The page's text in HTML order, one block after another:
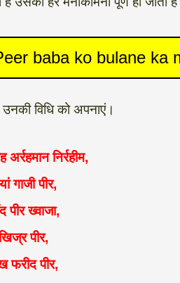
Peer baba ko bulane ka
विधि को अपनाएं।
अर्रहमान निर्रहीम,
गाजी पीर,
पीर ख्वाजा,
पीर,
फरीद पीर,